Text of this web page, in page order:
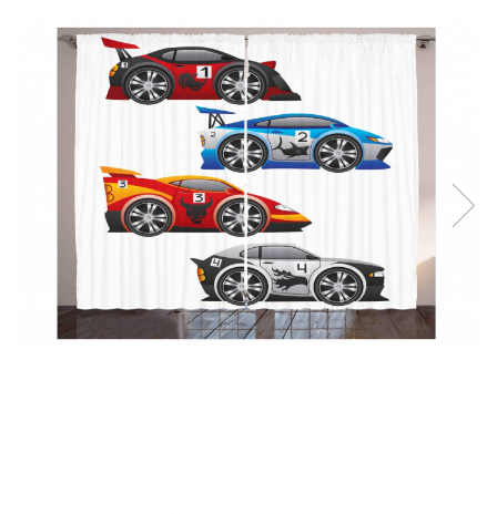
Decoratiuni
Hobby-uri creative
Kit-uri automatizari porti si usi
Mobila dormitor
Mobila gradina & terasa
Organizare si depozitare
Rafturi